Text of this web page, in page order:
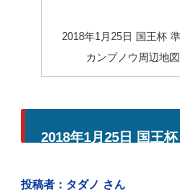
2018年1月25日 国王杯
カンプノウ周辺地図
2018年1月25日 国王
投稿者：タダノ さん